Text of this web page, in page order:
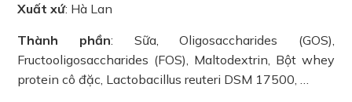
Xuất xứ: Hà Lan
Thành phần: Sữa, Oligosaccharides (GOS),
Fructooligosaccharides (FOS), Maltodextrin, Bột whey
protein cô đặc, Lactobacillus reuteri DSM 17500, …